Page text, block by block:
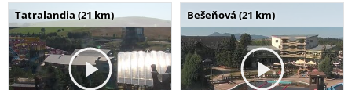
Tatralandia (21 km) Bešeňová (21 km)